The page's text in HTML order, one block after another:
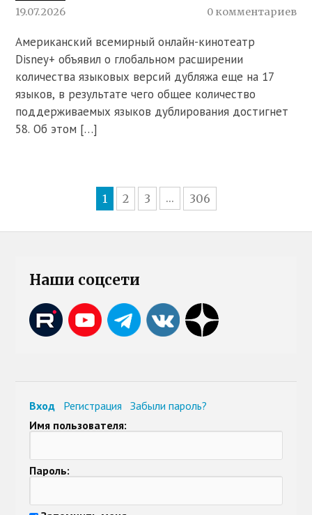
19.07.2026 0 комментариев
Американский всемирный онлайн-кинотеатр
Disney+ объявил о глобальном расширении
количества языковых версий дубляжа еще на 17
языков, в результате чего общее количество
поддерживаемых языков дублирования достигнет
58. Об этом […]
1 2 3 ... 306
Наши соцсети
Вход Регистрация
Забыли пароль?
Имя пользователя:
Пароль: